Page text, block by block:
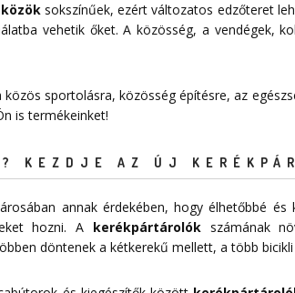
sokszínűek, ezért változatos edzőteret
vehetik őket. A közösség, a vendégek,
sportolásra, közösség építésre, az
is termékeinket!
KEZDJE AZ ÚJ
annak érdekében, hogy élhetőbbé
hozni. A kerékpártárolókszámának
döntenek a kétkerekű mellett, a több